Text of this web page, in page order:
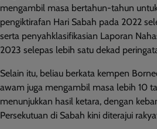
mengambil masa bertahun-tahun
pengiktirafan Hari Sabah pada 2022
serta penyahklasifikasian Laporan
2023 selepas lebih satu dekad
Selain itu, beliau berkata kempen
awam juga mengambil masa lebih 10
menunjukkan hasil ketara, dengan
Persekutuan di Sabah kini diterajui